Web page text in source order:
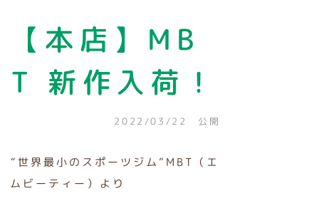
【本店】MB
T 新作入荷！
2022/03/22 公開
“世界最小のスポーツジム” MBT（エ
ムビーティー）より